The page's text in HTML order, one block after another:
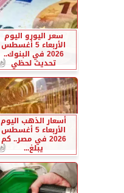
سعر اليورو اليوم
الأربعاء 5 أغسطس
2026 في البنوك..
تحديث لحظي
أسعار الذهب اليوم
الأربعاء 5 أغسطس
2026 في مصر.. كم
يبلغ...